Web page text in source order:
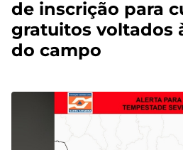
de inscrição para
gratuitos voltados
do campo